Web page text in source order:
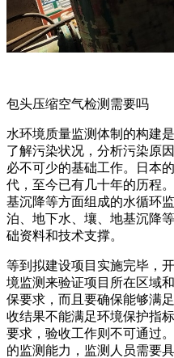
包头压缩空气检测需要吗
水环境质量监测体制的构建
了解污染状况，分析污染原
必不可少的基础工作。日本
代，至今已有几十年的历程
基沉降等方面组成的水循环
泊、地下水、壤、地基沉降
础资料和技术支撑。
等到拟建设项目实施完毕，
境监测来验证项目所在区域
保要求，而且要确保能够满
收结果不能满足环境保护指
要求，验收工作则不可通过
的监测能力，监测人员需要